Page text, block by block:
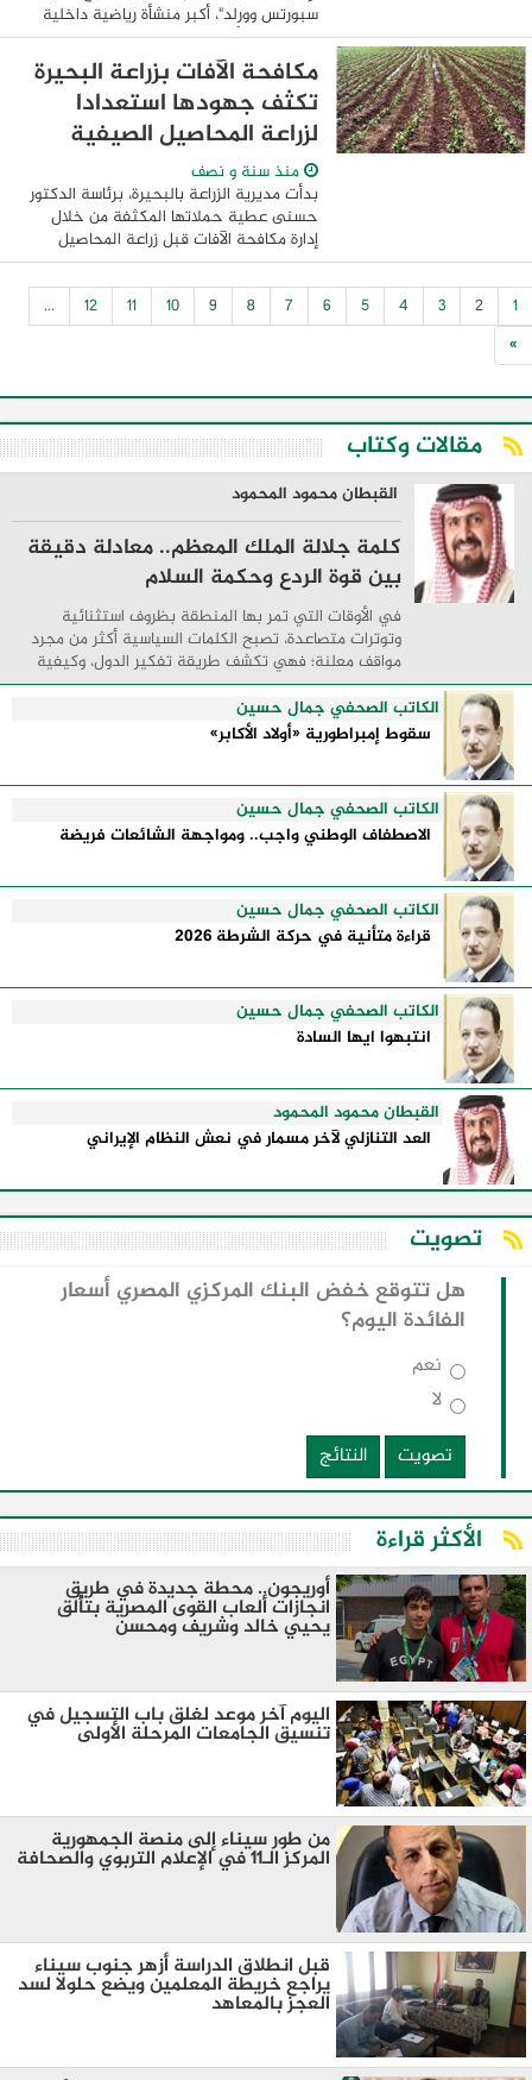
سبورتس وورلد"، أكبر منشأة رياضية داخلية
في الشرق الأوسط، وذلك على هامش
مشاركتهما في معرض سوق السفر العربي.
وتهدف هذه ...
مكافحة الآفات بزراعة البحيرة
تكثف جهودها استعدادا
لزراعة المحاصيل الصيفية
منذ سنة و نصف
بدأت مديرية الزراعة بالبحيرة، برئاسة الدكتور
حسنى عطية حملاتها المكثفة من خلال
إدارة مكافحة الآفات قبل زراعة المحاصيل
الصيفية وخاصة محصول الذرة ، وبداية زراعة
محصول القطن، و الذى وجه بضرورة المرور ...
1
2
3
4
5
6
7
8
9
10
11
12
...
»
مقالات وكتاب
القبطان محمود المحمود
كلمة جلالة الملك المعظم.. معادلة دقيقة
بين قوة الردع وحكمة السلام
في الأوقات التي تمر بها المنطقة بظروف استثنائية
وتوترات متصاعدة، تصبح الكلمات السياسية أكثر من مجرد
مواقف معلنة؛ فهي تكشف طريقة تفكير الدول، وكيفية
إدارتها للأزمات، والحدود التي تفصل بين القوة ...
الكاتب الصحفي جمال حسين
سقوط إمبراطورية «أولاد الأكابر»
الكاتب الصحفي جمال حسين
الاصطفاف الوطني واجب.. ومواجهة الشائعات فريضة
الكاتب الصحفي جمال حسين
قراءة متأنية في حركة الشرطة 2026
الكاتب الصحفي جمال حسين
انتبهوا ايها السادة
القبطان محمود المحمود
العد التنازلي لآخر مسمار في نعش النظام الإيراني
تصويت
هل تتوقع خفض البنك المركزي المصري أسعار
الفائدة اليوم؟
نعم
لا
تصويت
النتائج
الأكثر قراءة
أوريجون.. محطة جديدة في طريق
انجازات ألعاب القوى المصرية بتألق
يحيي خالد وشريف ومحسن
اليوم آخر موعد لغلق باب التسجيل في
تنسيق الجامعات المرحلة الأولى
من طور سيناء إلى منصة الجمهورية
المركز الـ11 في الإعلام التربوي والصحافة
قبل انطلاق الدراسة أزهر جنوب سيناء
يراجع خريطة المعلمين ويضع حلولا لسد
العجز بالمعاهد